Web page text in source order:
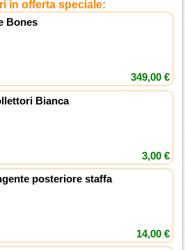
in offerta speciale:
Bones
349,00 €
Bianca
3,00 €
posteriore staffa
14,00 €